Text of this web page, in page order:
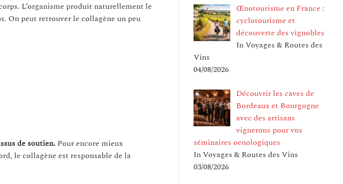
L’organisme produit naturellement le
On peut retrouver le collagène un peu
de soutien. Pour encore mieux
le collagène est responsable de la
Œnotourisme en France :
cyclotourisme et
découverte des vignobles
In Voyages & Routes des
Vins
04/08/2026
Découvrir les caves de
Bordeaux et Bourgogne
avec des artisans
vignerons pour vos
séminaires oenologiques
In Voyages & Routes des Vins
03/08/2026